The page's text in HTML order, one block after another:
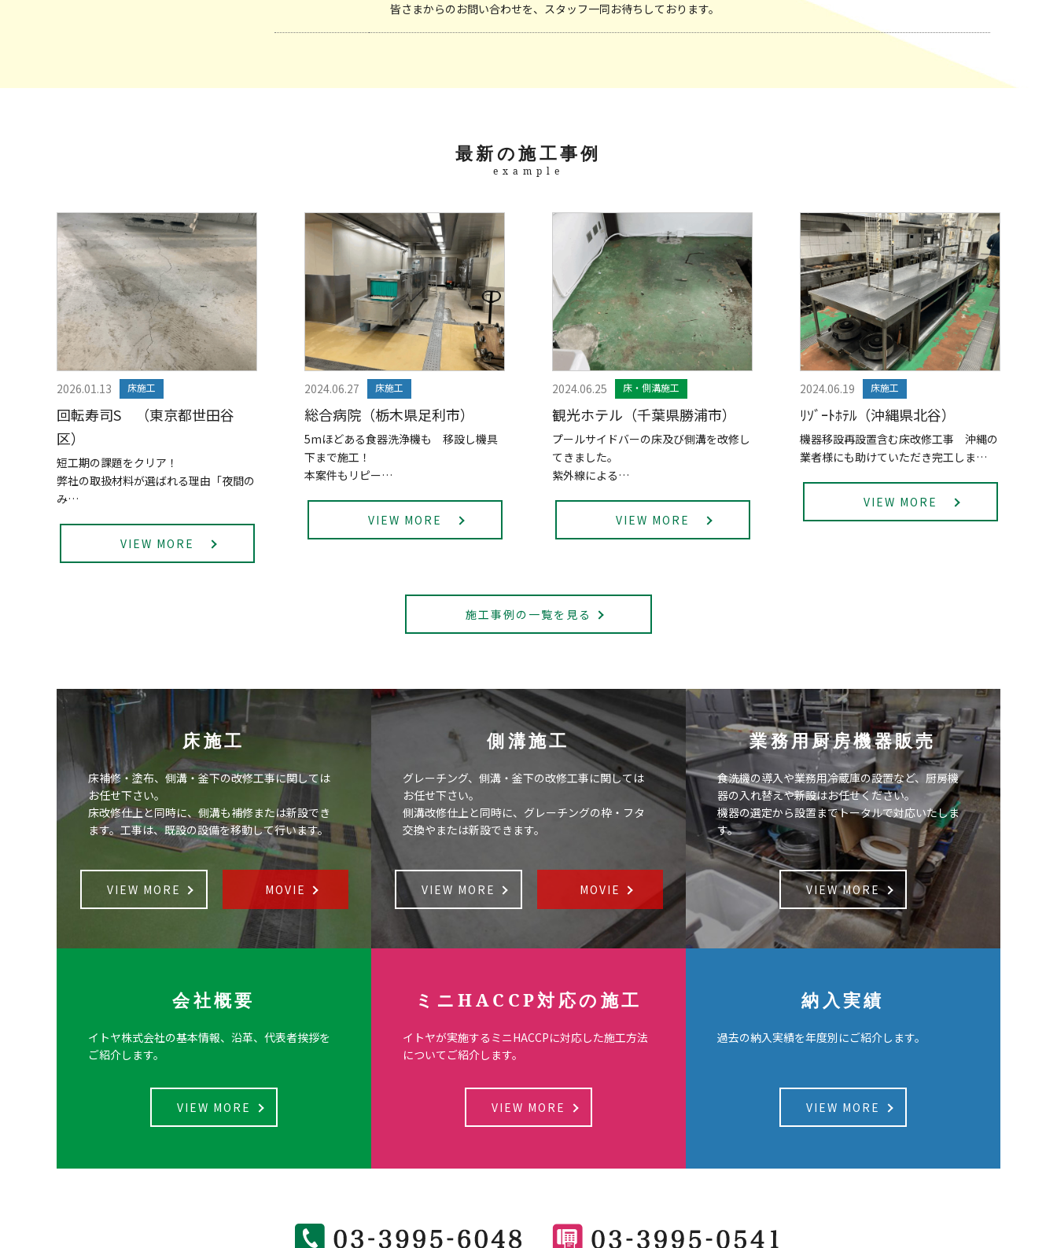
皆さまからのお問い合わせを、スタッフ一同お待ちしております。
最新の施工事例
example
2026.01.13 床施工
回転寿司S （東京都世田谷
区）
短工期の課題をクリア！
弊社の取扱材料が選ばれる理由「夜間の
み…
VIEW MORE
2024.06.27 床施工
総合病院（栃木県足利市）
5mほどある食器洗浄機も 移設し機具
下まで施工！
本案件もリピー…
VIEW MORE
2024.06.25 床・側溝施工
観光ホテル（千葉県勝浦市）
プールサイドバーの床及び側溝を改修し
てきました。
紫外線による…
VIEW MORE
2024.06.19 床施工
ﾘｿﾞｰﾄﾎﾃﾙ（沖縄県北谷）
機器移設再設置含む床改修工事 沖縄の
業者様にも助けていただき完工しま…
VIEW MORE
施工事例の一覧を見る
床施工
床補修・塗布、側溝・釜下の改修工事に関しては
お任せ下さい。
床改修仕上と同時に、側溝も補修または新設でき
ます。工事は、既設の設備を移動して行います。
VIEW MORE MOVIE
側溝施工
グレーチング、側溝・釜下の改修工事に関しては
お任せ下さい。
側溝改修仕上と同時に、グレーチングの枠・フタ
交換やまたは新設できます。
VIEW MORE MOVIE
業務用厨房機器販売
食洗機の導入や業務用冷蔵庫の設置など、厨房機
器の入れ替えや新設はお任せください。
機器の選定から設置までトータルで対応いたしま
す。
VIEW MORE
会社概要
イトヤ株式会社の基本情報、沿革、代表者挨拶を
ご紹介します。
VIEW MORE
ミニHACCP対応の施工
イトヤが実施するミニHACCPに対応した施工方法
についてご紹介します。
VIEW MORE
納入実績
過去の納入実績を年度別にご紹介します。
VIEW MORE